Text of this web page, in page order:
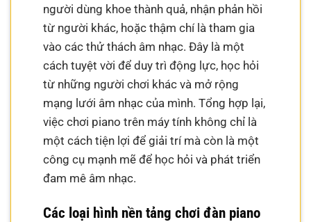
người dùng khoe thành quả, nhận phản hồi
từ người khác, hoặc thậm chí là tham gia
vào các thử thách âm nhạc. Đây là một
cách tuyệt vời để duy trì động lực, học hỏi
từ những người chơi khác và mở rộng
mạng lưới âm nhạc của mình. Tổng hợp lại,
việc chơi piano trên máy tính không chỉ là
một cách tiện lợi để giải trí mà còn là một
công cụ mạnh mẽ để học hỏi và phát triển
đam mê âm nhạc.
Các loại hình nền tảng chơi đàn piano